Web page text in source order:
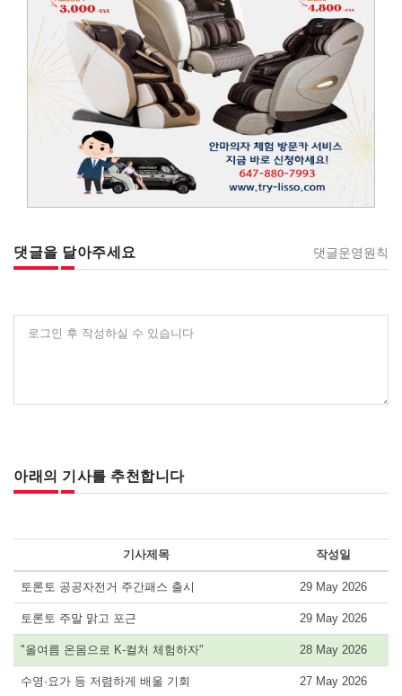
댓글을 달아주세요 댓글운영원칙
로그인 후 작성하실 수 있습니다
아래의 기사를 추천합니다
기사제목 작성일
토론토 공공자전거 주간패스 출시 29 May 2026
토론토 주말 맑고 포근 29 May 2026
"올여름 온몸으로 K-컬처 체험하자" 28 May 2026
수영·요가 등 저렴하게 배울 기회 27 May 2026